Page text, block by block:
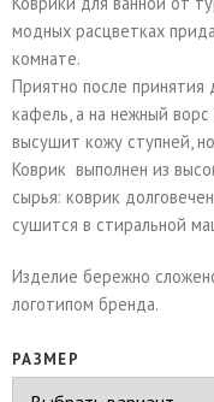
модных расцветках
комнате.
Приятно после принятия
кафель, а на нежный
высушит кожу ступней,
Коврик выполнен из
сырья: коврик
сушится в стиральной
Изделие бережно
логотипом бренда.
РАЗМЕР